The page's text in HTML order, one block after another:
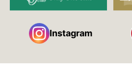
Instagram